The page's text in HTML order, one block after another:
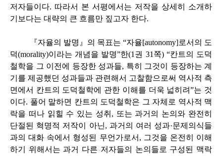
저자들이다. 따라서 본 서평에서는 저작을 상세히 소개하
기보다는 대략의 큰 흐름만 짚고자 한다.
『자율의 발명』의 목표는 “자율[autonomy]로서의 도
덕(morality)이라는 개념을 발명”한(1권 31쪽) “칸트의 도덕
철학을 그 이전에 등장한 성과들, 특히 그것이 등장하는 계
기를 제공했던 성과들과 관련해서 고찰함으로써 역사적 측
면에서 칸트의 도덕철학에 관한 이해를 더욱 넓히려”는 것
이다. 풀어 말하면 칸트의 도덕철학은 그 자체로 역사적 맥
락을 떠나 읽힐 수 있는 성취, 또는 과거의 논의와 완전히
단절된 혁명적 저작이 아닌, 과거의 여러 성과·문제의식들
과의 대화 속에서 형성된 무언가로서, 그것을 온전히 이해
하기 위해서는 과거 다른 저자들의 논의들로 구성된 맥락